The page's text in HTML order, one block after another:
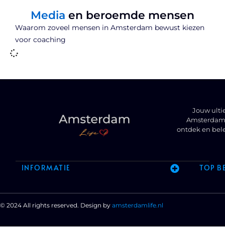
Media en beroemde mensen
Waarom zoveel mensen in Amsterdam bewust kiezen
voor coaching
Jouw
ontdek en
INFORMATIE TOP
© 2024 All rights reserved. Design by amsterdamlife.nl